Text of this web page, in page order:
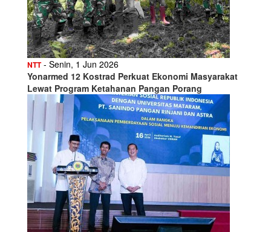
NTT- Senin, 1 Jun 2026
Yonarmed 12 Kostrad Perkuat Ekonomi Masyarakat
Lewat Program Ketahanan Pangan Porang